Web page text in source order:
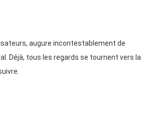
augure incontestablement de
Déjà, tous les regards se tournent vers la